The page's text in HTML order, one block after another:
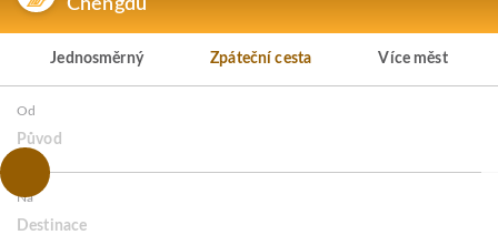
Chengdu
Jednosměrný Zpáteční cesta Více měst
Od
Původ
Na
Destinace